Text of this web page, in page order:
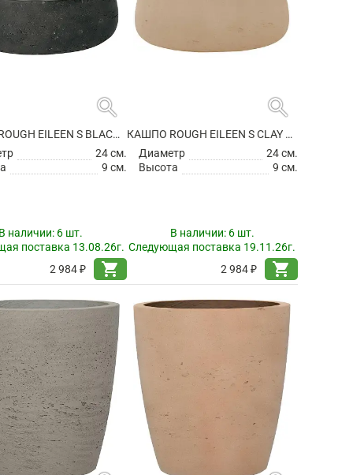
search
КАШПО ROUGH EILEEN S BLACK WASHED
24 см.
9 см.
наличии: 6 шт.
поставка 13.08.26г.
2 984 ₽
shopping_cart
search
КАШПО ROUGH EILEEN S CLAY WASHED
Диаметр
24 см.
Высота
9 см.
В наличии: 6 шт.
Следующая поставка 19.11.26г.
2 984 ₽
shopping_cart